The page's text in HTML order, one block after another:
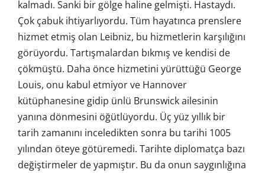
kalmadı. Sanki bir gölge haline gelmişti. Hastaydı.
Çok çabuk ihtiyarlıyordu. Tüm hayatınca prenslere
hizmet etmiş olan Leibniz, bu hizmetlerin karşılığını
görüyordu. Tartışmalardan bıkmış ve kendisi de
çökmüştü. Daha önce hizmetini yürüttüğü George
Louis, onu kabul etmiyor ve Hannover
kütüphanesine gidip ünlü Brunswick ailesinin
yanına dönmesini öğütlüyordu. Üç yüz yıllık bir
tarih zamanını inceledikten sonra bu tarihi 1005
yılından öteye götüremedi. Tarihte diplomatça bazı
değiştirmeler de yapmıştır. Bu da onun saygınlığına